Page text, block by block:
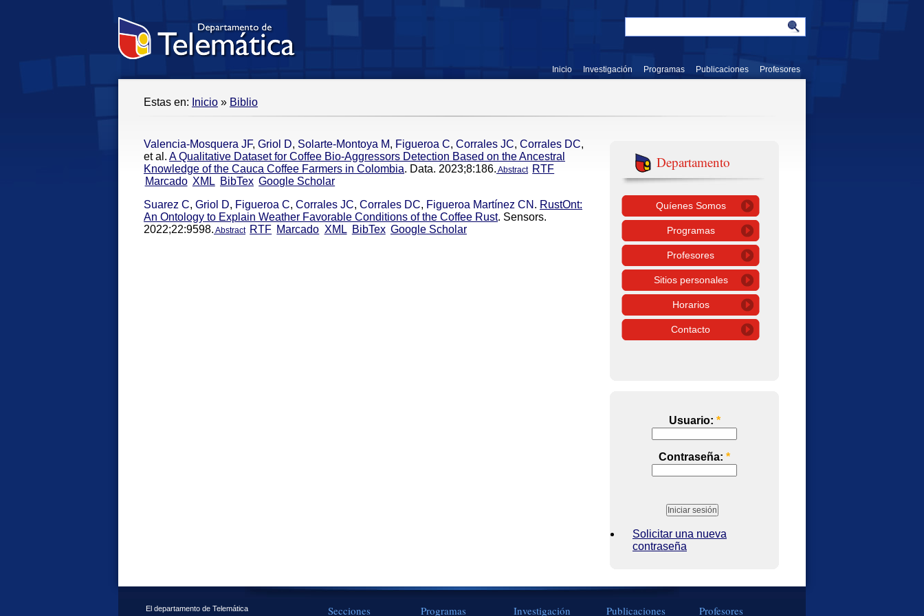
Inicio Investigación Programas Publicaciones Profesores
Estas en: Inicio » Biblio
Valencia-Mosquera JF, Griol D, Solarte-Montoya M, Figueroa C, Corrales JC, Corrales DC,
et al. A Qualitative Dataset for Coffee Bio-Aggressors Detection Based on the Ancestral
Knowledge of the Cauca Coffee Farmers in Colombia. Data. 2023;8:186. Abstract RTF
Marcado XML BibTex Google Scholar
Suarez C, Griol D, Figueroa C, Corrales JC, Corrales DC, Figueroa Martínez CN . RustOnt:
An Ontology to Explain Weather Favorable Conditions of the Coffee Rust. Sensors.
2022;22:9598. Abstract RTF Marcado XML BibTex Google Scholar
Departamento
Quíenes Somos
Programas
Profesores
Sitios personales
Horarios
Contacto
Usuario: *
Contraseña: *
Solicitar una nueva
contraseña
El departamento de Telemática
Secciones Programas Investigación Publicaciones Profesores